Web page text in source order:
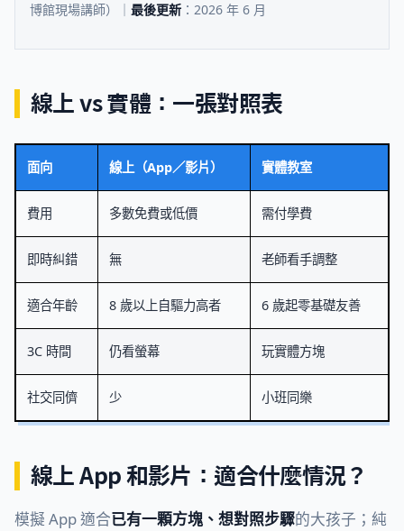
博館現場講師）｜ 最後更新 ：2026 年 6 月
線上 vs 實體：一張對照表
面向 線上（App／影片） 實體教室
費用 多數免費或低價 需付學費
即時糾錯 無 老師看手調整
適合年齡 8 歲以上自驅力高者 6 歲起零基礎友善
3C 時間 仍看螢幕 玩實體方塊
社交同儕 少 小班同樂
線上 App 和影片：適合什麼情況？
模擬 App 適合已有一顆方塊、想對照步驟的大孩子；純